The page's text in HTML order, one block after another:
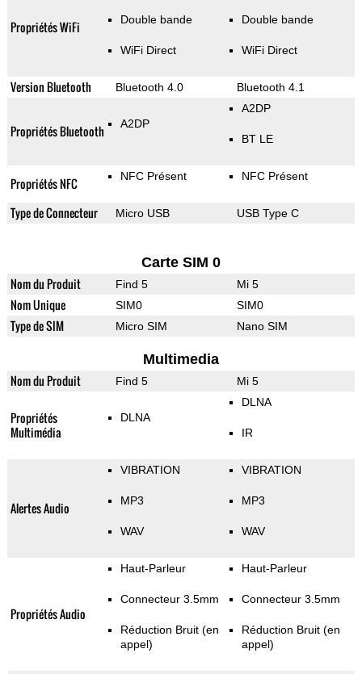
Propriétés WiFi Double bande
WiFi Direct
Double bande
WiFi Direct
Version Bluetooth Bluetooth 4.0 Bluetooth 4.1
Propriétés Bluetooth A2DP
A2DP
BT LE
Propriétés NFC NFC Présent NFC Présent
Type de Connecteur Micro USB USB Type C
Carte SIM 0
Nom du Produit Find 5 Mi 5
Nom Unique SIM0 SIM0
Type de SIM Micro SIM Nano SIM
Multimedia
Nom du Produit Find 5 Mi 5
Propriétés
Multimédia
DLNA
DLNA
IR
Alertes Audio
VIBRATION
MP3
WAV
VIBRATION
MP3
WAV
Propriétés Audio
Haut-Parleur
Connecteur 3.5mm
Réduction Bruit (en
appel)
Haut-Parleur
Connecteur 3.5mm
Réduction Bruit (en
appel)